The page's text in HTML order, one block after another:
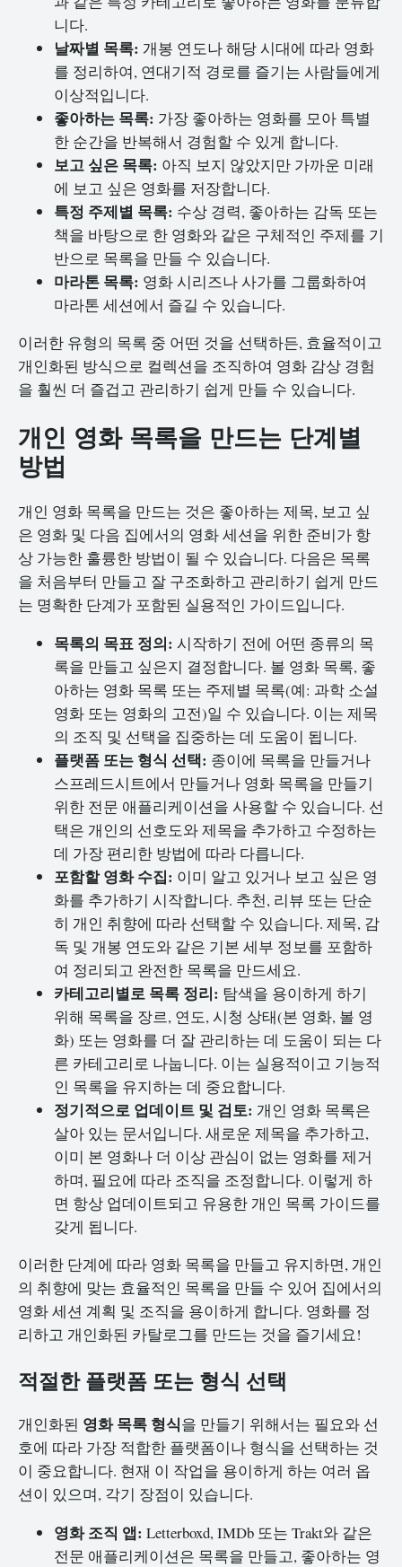
니다.
날짜별 목록: 개봉 연도나 해당 시대에 따라 영화
를 정리하여, 연대기적 경로를 즐기는 사람들에게
이상적입니다.
좋아하는 목록: 가장 좋아하는 영화를 모아 특별
한 순간을 반복해서 경험할 수 있게 합니다.
보고 싶은 목록: 아직 보지 않았지만 가까운 미래
에 보고 싶은 영화를 저장합니다.
특정 주제별 목록: 수상 경력, 좋아하는 감독 또는
책을 바탕으로 한 영화와 같은 구체적인 주제를 기
반으로 목록을 만들 수 있습니다.
마라톤 목록: 영화 시리즈나 사가를 그룹화하여
마라톤 세션에서 즐길 수 있습니다.
이러한 유형의 목록 중 어떤 것을 선택하든, 효율적이고
개인화된 방식으로 컬렉션을 조직하여 영화 감상 경험
을 훨씬 더 즐겁고 관리하기 쉽게 만들 수 있습니다.
개인 영화 목록을 만드는 단계별
방법
개인 영화 목록을 만드는 것은 좋아하는 제목, 보고 싶
은 영화 및 다음 집에서의 영화 세션을 위한 준비가 항
상 가능한 훌륭한 방법이 될 수 있습니다. 다음은 목록
을 처음부터 만들고 잘 구조화하고 관리하기 쉽게 만드
는 명확한 단계가 포함된 실용적인 가이드입니다.
목록의 목표 정의: 시작하기 전에 어떤 종류의 목
록을 만들고 싶은지 결정합니다. 볼 영화 목록, 좋
아하는 영화 목록 또는 주제별 목록(예: 과학 소설
영화 또는 영화의 고전)일 수 있습니다. 이는 제목
의 조직 및 선택을 집중하는 데 도움이 됩니다.
플랫폼 또는 형식 선택: 종이에 목록을 만들거나
스프레드시트에서 만들거나 영화 목록을 만들기
위한 전문 애플리케이션을 사용할 수 있습니다. 선
택은 개인의 선호도와 제목을 추가하고 수정하는
데 가장 편리한 방법에 따라 다릅니다.
포함할 영화 수집: 이미 알고 있거나 보고 싶은 영
화를 추가하기 시작합니다. 추천, 리뷰 또는 단순
히 개인 취향에 따라 선택할 수 있습니다. 제목, 감
독 및 개봉 연도와 같은 기본 세부 정보를 포함하
여 정리되고 완전한 목록을 만드세요.
카테고리별로 목록 정리: 탐색을 용이하게 하기
위해 목록을 장르, 연도, 시청 상태(본 영화, 볼 영
화) 또는 영화를 더 잘 관리하는 데 도움이 되는 다
른 카테고리로 나눕니다. 이는 실용적이고 기능적
인 목록을 유지하는 데 중요합니다.
정기적으로 업데이트 및 검토: 개인 영화 목록은
살아 있는 문서입니다. 새로운 제목을 추가하고,
이미 본 영화나 더 이상 관심이 없는 영화를 제거
하며, 필요에 따라 조직을 조정합니다. 이렇게 하
면 항상 업데이트되고 유용한 개인 목록 가이드를
갖게 됩니다.
이러한 단계에 따라 영화 목록을 만들고 유지하면, 개인
의 취향에 맞는 효율적인 목록을 만들 수 있어 집에서의
영화 세션 계획 및 조직을 용이하게 합니다. 영화를 정
리하고 개인화된 카탈로그를 만드는 것을 즐기세요!
적절한 플랫폼 또는 형식 선택
개인화된 영화 목록 형식을 만들기 위해서는 필요와 선
호에 따라 가장 적합한 플랫폼이나 형식을 선택하는 것
이 중요합니다. 현재 이 작업을 용이하게 하는 여러 옵
션이 있으며, 각기 장점이 있습니다.
영화 조직 앱: Letterboxd, IMDb 또는 Trakt와 같은
전문 애플리케이션은 목록을 만들고, 좋아하는 영